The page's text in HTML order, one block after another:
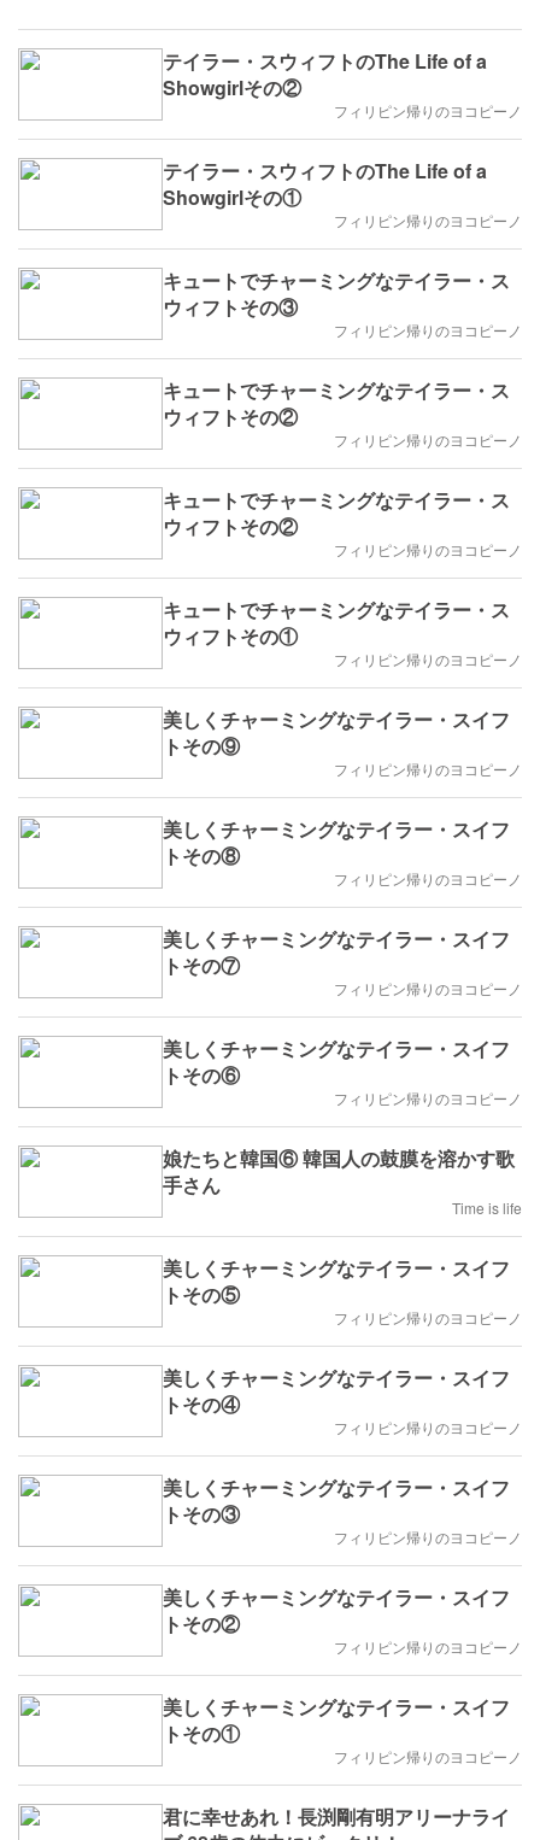
テイラー・スウィフトのThe Life of a
Showgirlその②
フィリピン帰りのヨコピーノ
テイラー・スウィフトのThe Life of a
Showgirlその①
フィリピン帰りのヨコピーノ
キュートでチャーミングなテイラー・ス
ウィフトその③
フィリピン帰りのヨコピーノ
キュートでチャーミングなテイラー・ス
ウィフトその②
フィリピン帰りのヨコピーノ
キュートでチャーミングなテイラー・ス
ウィフトその②
フィリピン帰りのヨコピーノ
キュートでチャーミングなテイラー・ス
ウィフトその①
フィリピン帰りのヨコピーノ
美しくチャーミングなテイラー・スイフ
トその⑨
フィリピン帰りのヨコピーノ
美しくチャーミングなテイラー・スイフ
トその⑧
フィリピン帰りのヨコピーノ
美しくチャーミングなテイラー・スイフ
トその⑦
フィリピン帰りのヨコピーノ
美しくチャーミングなテイラー・スイフ
トその⑥
フィリピン帰りのヨコピーノ
娘たちと韓国⑥ 韓国人の鼓膜を溶かす歌
手さん
Time is life
美しくチャーミングなテイラー・スイフ
トその⑤
フィリピン帰りのヨコピーノ
美しくチャーミングなテイラー・スイフ
トその④
フィリピン帰りのヨコピーノ
美しくチャーミングなテイラー・スイフ
トその③
フィリピン帰りのヨコピーノ
美しくチャーミングなテイラー・スイフ
トその②
フィリピン帰りのヨコピーノ
美しくチャーミングなテイラー・スイフ
トその①
フィリピン帰りのヨコピーノ
君に幸せあれ！長渕剛有明アリーナライ